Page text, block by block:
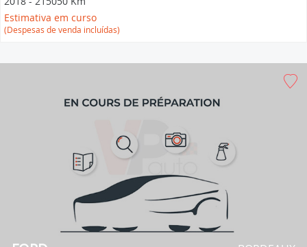
Estimativa em curso
(Despesas de venda incluídas)